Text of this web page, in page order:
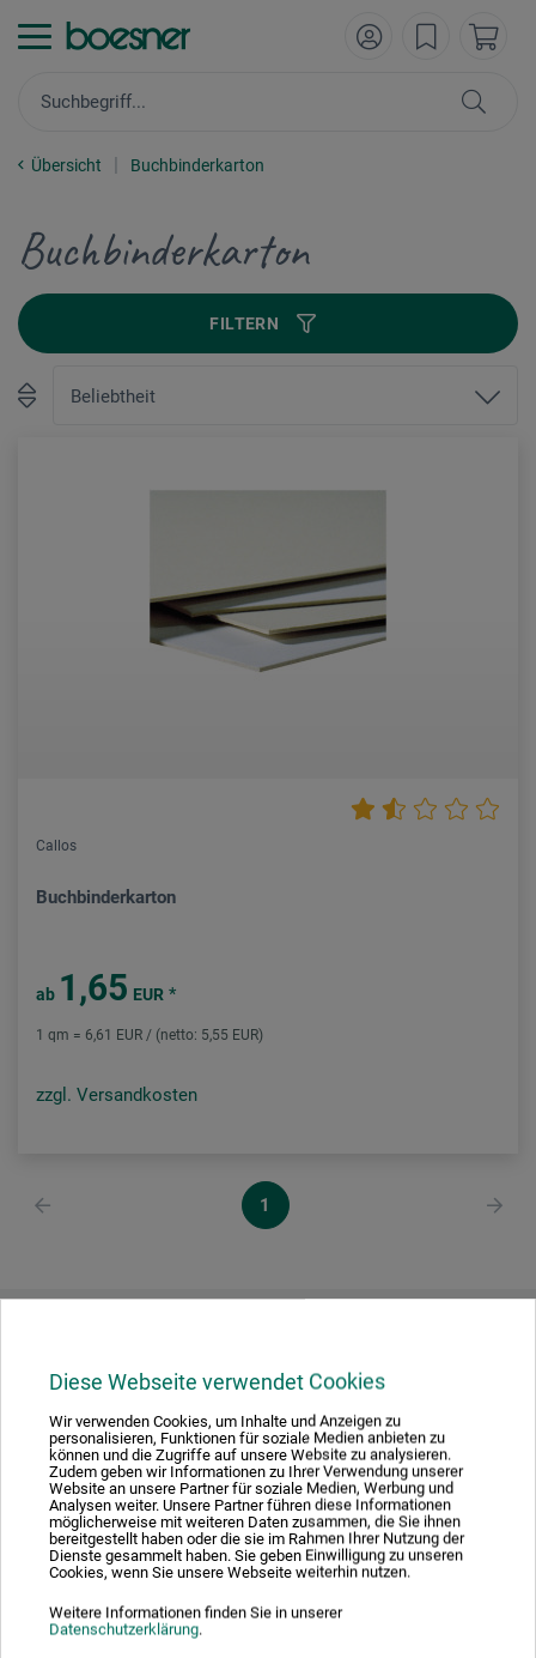
Diese Webseite verwendet Cookies
Wir verwenden Cookies, um Inhalte und Anzeigen zu
personalisieren, Funktionen für soziale Medien anbieten zu
können und die Zugriffe auf unsere Website zu analysieren.
Zudem geben wir Informationen zu Ihrer Verwendung unserer
Website an unsere Partner für soziale Medien, Werbung und
Analysen weiter. Unsere Partner führen diese Informationen
möglicherweise mit weiteren Daten zusammen, die Sie ihnen
bereitgestellt haben oder die sie im Rahmen Ihrer Nutzung der
Dienste gesammelt haben. Sie geben Einwilligung zu unseren
Cookies, wenn Sie unsere Webseite weiterhin nutzen.
Weitere Informationen finden Sie in unserer
Datenschutzerklärung.
Übersicht Buchbinderkarton
Buchbinderkarton
FILTERN
Callos
Buchbinderkarton
ab 1,65 EUR *
1 qm = 6,61 EUR / (netto: 5,55 EUR)
zzgl. Versandkosten
1
Nachhaltig einkaufen